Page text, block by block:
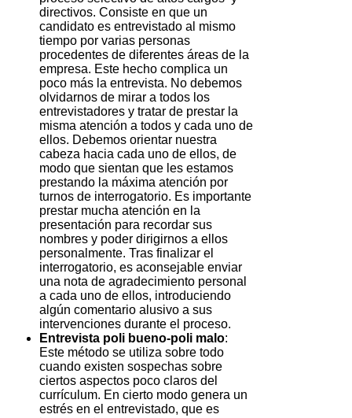
directivos. Consiste en que un
candidato es entrevistado al mismo
tiempo por varias personas
procedentes de diferentes áreas de la
empresa. Este hecho complica un
poco más la entrevista. No debemos
olvidarnos de mirar a todos los
entrevistadores y tratar de prestar la
misma atención a todos y cada uno de
ellos. Debemos orientar nuestra
cabeza hacia cada uno de ellos, de
modo que sientan que les estamos
prestando la máxima atención por
turnos de interrogatorio. Es importante
prestar mucha atención en la
presentación para recordar sus
nombres y poder dirigirnos a ellos
personalmente. Tras finalizar el
interrogatorio, es aconsejable enviar
una nota de agradecimiento personal
a cada uno de ellos, introduciendo
algún comentario alusivo a sus
intervenciones durante el proceso.
Entrevista poli bueno-poli malo:
Este método se utiliza sobre todo
cuando existen sospechas sobre
ciertos aspectos poco claros del
currículum. En cierto modo genera un
estrés en el entrevistado, que es